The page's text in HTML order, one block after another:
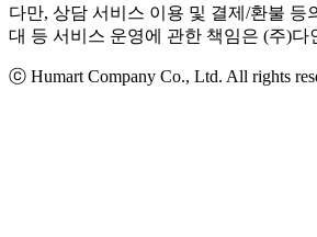
다만, 상담 서비스 이용 및 결제/환불 등
대 등 서비스 운영에 관한 책임은 (주)다
ⓒ Humart Company Co., Ltd. All rights